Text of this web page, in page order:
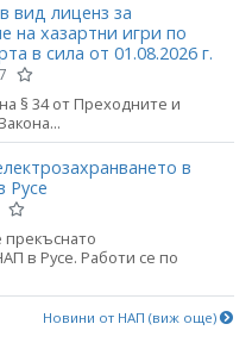
вид лиценз за
на хазартни игри по
в сила от 01.08.2026 г.
§ 34 от Преходните и
в
Русе
прекъснато
в Русе. Работи се по
Новини от НАП (виж още)